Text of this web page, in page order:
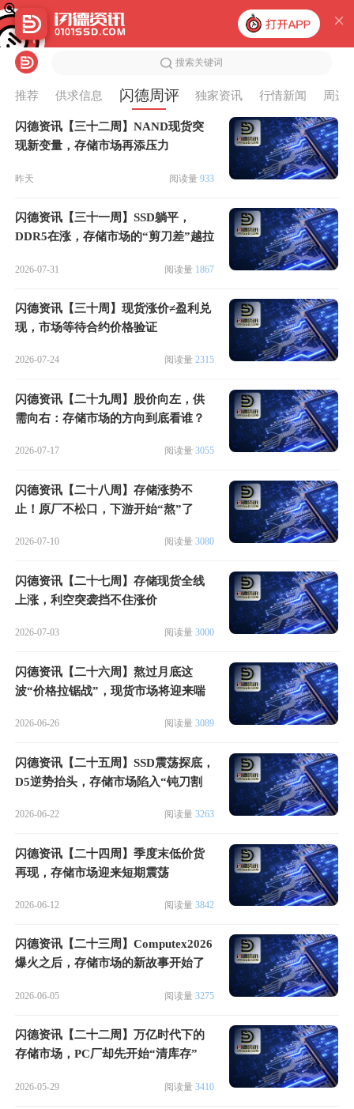
搜索关键词
推荐 供求信息 闪德周评 独家资讯 行情新闻 周边
闪德资讯【三十二周】NAND现货突
现新变量，存储市场再添压力
昨天 阅读量 933
闪德资讯【三十一周】SSD躺平，
DDR5在涨，存储市场的“剪刀差”越拉
2026-07-31 阅读量 1867
闪德资讯【三十周】现货涨价≠盈利兑
现，市场等待合约价格验证
2026-07-24 阅读量 2315
闪德资讯【二十九周】股价向左，供
需向右：存储市场的方向到底看谁？
2026-07-17 阅读量 3055
闪德资讯【二十八周】存储涨势不
止！原厂不松口，下游开始“熬”了
2026-07-10 阅读量 3080
闪德资讯【二十七周】存储现货全线
上涨，利空突袭挡不住涨价
2026-07-03 阅读量 3000
闪德资讯【二十六周】熬过月底这
波“价格拉锯战”，现货市场将迎来喘
2026-06-26 阅读量 3089
闪德资讯【二十五周】SSD震荡探底，
D5逆势抬头，存储市场陷入“钝刀割
2026-06-22 阅读量 3263
闪德资讯【二十四周】季度末低价货
再现，存储市场迎来短期震荡
2026-06-12 阅读量 3842
闪德资讯【二十三周】Computex2026
爆火之后，存储市场的新故事开始了
2026-06-05 阅读量 3275
闪德资讯【二十二周】万亿时代下的
存储市场，PC厂却先开始“清库存”
2026-05-29 阅读量 3410